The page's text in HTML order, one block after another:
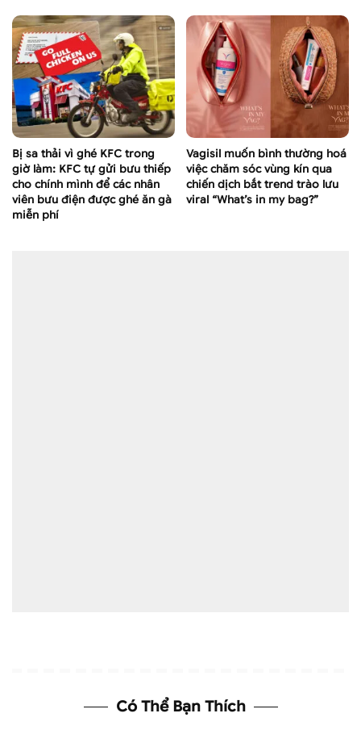
Bị sa thải vì ghé KFC trong
giờ làm: KFC tự gửi bưu thiếp
cho chính mình để các nhân
viên bưu điện được ghé ăn gà
miễn phí
Vagisil muốn bình thường hoá
việc chăm sóc vùng kín qua
chiến dịch bắt trend trào lưu
viral “What’s in my bag?”
Có Thể Bạn Thích